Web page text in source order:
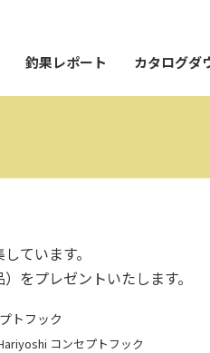
釣果レポート カタログダ
ています。
をプレゼントいたします。
トフック
コンセプトフック